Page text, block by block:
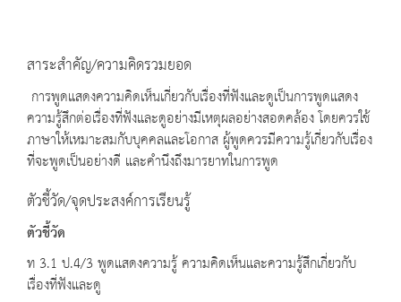
สาระสำคัญ/ความคิดรวมยอด
การพูดแสดงความคิดเห็นเกี่ยวกับเรื่องที่ฟังและดูเป็นการพูดแสดง
ความรู้สึกต่อเรื่องที่ฟังและดูอย่างมีเหตุผลอย่างสอดคล้อง โดยควรใช้
ภาษาให้เหมาะสมกับบุคคลและโอกาส ผู้พูดควรมีความรู้เกี่ยวกับเรื่อง
ที่จะพูดเป็นอย่างดี และคำนึงถึงมารยาทในการพูด
ตัวชี้วัด/จุดประสงค์การเรียนรู้
ตัวชี้วัด
ท 3.1 ป.4/3 พูดแสดงความรู้ ความคิดเห็นและความรู้สึกเกี่ยวกับ
เรื่องที่ฟังและดู